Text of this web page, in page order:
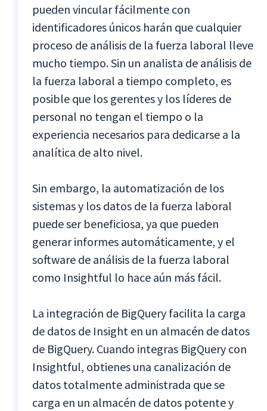
pueden vincular fácilmente con
identificadores únicos harán que cualquier
proceso de análisis de la fuerza laboral lleve
mucho tiempo. Sin un analista de análisis de
la fuerza laboral a tiempo completo, es
posible que los gerentes y los líderes de
personal no tengan el tiempo o la
experiencia necesarios para dedicarse a la
analítica de alto nivel.
Sin embargo, la automatización de los
sistemas y los datos de la fuerza laboral
puede ser beneficiosa, ya que pueden
generar informes automáticamente, y el
software de análisis de la fuerza laboral
como Insightful lo hace aún más fácil.
La integración de BigQuery facilita la carga
de datos de Insight en un almacén de datos
de BigQuery. Cuando integras BigQuery con
Insightful, obtienes una canalización de
datos totalmente administrada que se
carga en un almacén de datos potente y